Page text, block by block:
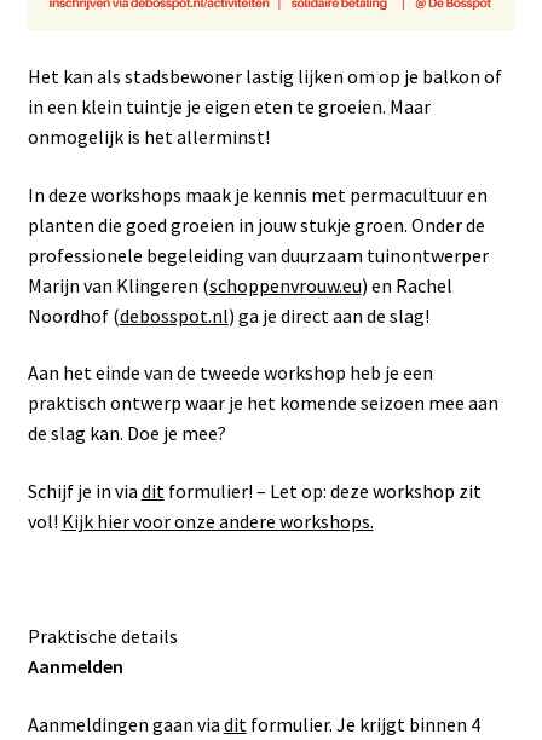
Het kan als stadsbewoner lastig lijken om op je balkon of
in een klein tuintje je eigen eten te groeien. Maar
onmogelijk is het allerminst!
In deze workshops maak je kennis met permacultuur en
planten die goed groeien in jouw stukje groen. Onder de
professionele begeleiding van duurzaam tuinontwerper
Marijn van Klingeren (schoppenvrouw.eu) en Rachel
Noordhof (debosspot.nl) ga je direct aan de slag!
Aan het einde van de tweede workshop heb je een
praktisch ontwerp waar je het komende seizoen mee aan
de slag kan. Doe je mee?
Schijf je in via ditformulier! – Let op: deze workshop zit
vol! Kijk hier voor onze andere workshops.
Praktische details
Aanmelden
Aanmeldingen gaan via dit formulier. Je krijgt binnen 4